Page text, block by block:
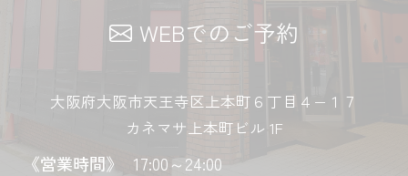
WEBでのご予約
大阪府大阪市天王寺区上本町６丁目４−１７
カネマサ上本町ビル 1F
《営業時間》 17:00～24:00